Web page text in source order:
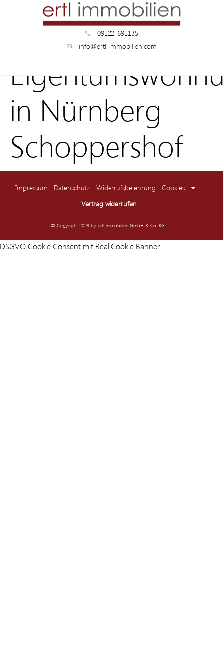
09122-691135
info@ertl-immobilien.com
in Nürnberg
Schoppershof
Impressum Datenschutz Widerrufsbelehrung
Cookies
Vertrag widerrufen
© Copyright 2023 by ertl immobilien GmbH & Co. KG
DSGVO Cookie Consent mit Real Cookie Banner